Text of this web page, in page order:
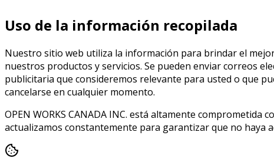
Uso de la información recopilada
Nuestro sitio web utiliza la información para brindar el
nuestros productos y servicios. Se pueden enviar correos
publicitaria que consideremos relevante para usted o que
cancelarse en cualquier momento.
OPEN WORKS CANADA INC. está altamente
actualizamos constantemente para garantizar que no haya